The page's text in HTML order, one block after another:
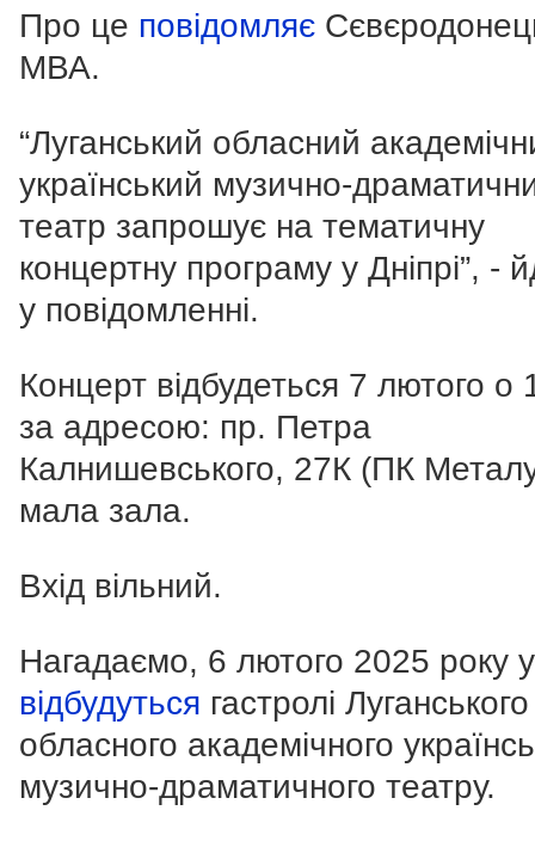
Про це повідомляє
МВА.
“Луганський обласний
український музично-
театр запрошує на тематичну
концертну програму у Дніпрі”, -
у повідомленні.
Концерт відбудеться 7 лютого о
за адресою: пр. Петра
Калнишевського, 27К (ПК
мала зала.
Вхід вільний.
Нагадаємо, 6 лютого 2025 року у
відбудуться гастролі Луганського
обласного академічного
музично-драматичного театру.